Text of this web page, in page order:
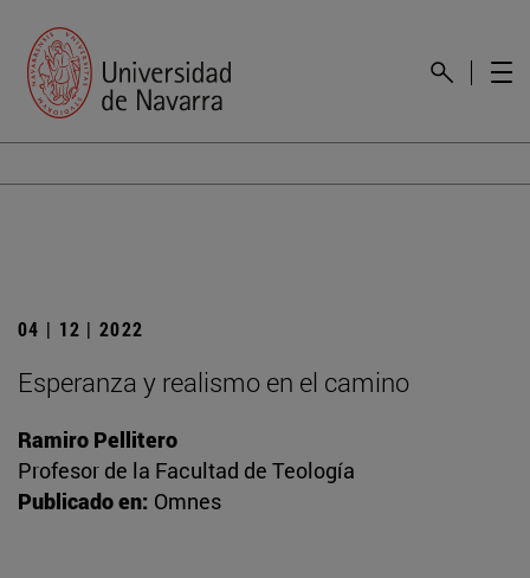
04 | 12 | 2022
Esperanza y realismo en el camino
Ramiro Pellitero
Profesor de la Facultad de Teología
Publicado en: Omnes